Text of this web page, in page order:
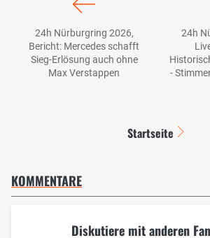
24h Nürburgring 2026,
Bericht: Mercedes schafft
Sieg-Erlösung auch ohne
Max Verstappen
24h
-
Startseite
KOMMENTARE
Diskutiere mit anderen